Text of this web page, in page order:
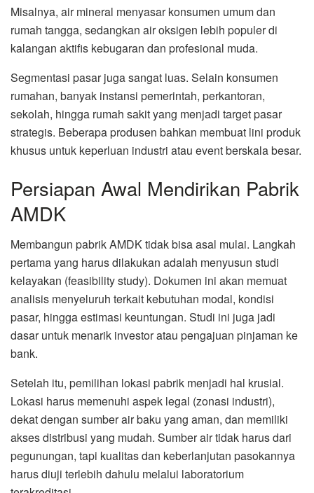
Misalnya, air mineral menyasar konsumen umum dan
rumah tangga, sedangkan air oksigen lebih populer di
kalangan aktifis kebugaran dan profesional muda.
Segmentasi pasar juga sangat luas. Selain konsumen
rumahan, banyak instansi pemerintah, perkantoran,
sekolah, hingga rumah sakit yang menjadi target pasar
strategis. Beberapa produsen bahkan membuat lini produk
khusus untuk keperluan industri atau event berskala besar.
Persiapan Awal Mendirikan Pabrik
AMDK
Membangun pabrik AMDK tidak bisa asal mulai. Langkah
pertama yang harus dilakukan adalah menyusun studi
kelayakan (feasibility study). Dokumen ini akan memuat
analisis menyeluruh terkait kebutuhan modal, kondisi
pasar, hingga estimasi keuntungan. Studi ini juga jadi
dasar untuk menarik investor atau pengajuan pinjaman ke
bank.
Setelah itu, pemilihan lokasi pabrik menjadi hal krusial.
Lokasi harus memenuhi aspek legal (zonasi industri),
dekat dengan sumber air baku yang aman, dan memiliki
akses distribusi yang mudah. Sumber air tidak harus dari
pegunungan, tapi kualitas dan keberlanjutan pasokannya
harus diuji terlebih dahulu melalui laboratorium